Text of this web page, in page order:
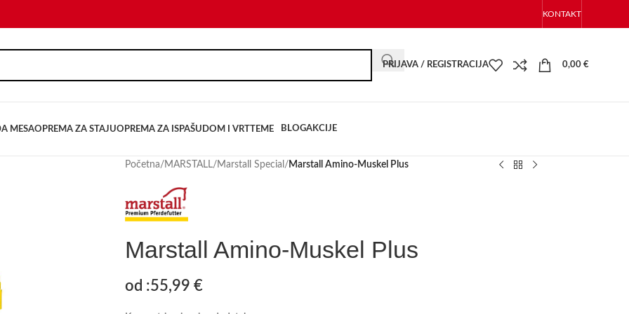
KONTAKT
PRIJAVA / REGISTRACIJA 0,00 €
MESAOPREMA ZA STAJUOPREMA ZA ISPAŠU DOM I VRTTEME BLOGAKCIJE
Početna/ MARSTALL/ Marstall Special / Marstall Amino-Muskel Plus
Marstall Amino-Muskel Plus
od :55,99 €